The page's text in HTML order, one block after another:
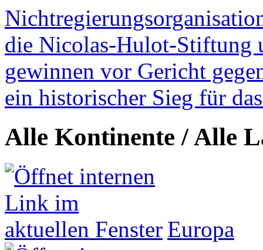
die Nicolas-Hulot-Stiftung
gewinnen vor Gericht
ein historischer Sieg für
Alle Kontinente / Alle
Europa